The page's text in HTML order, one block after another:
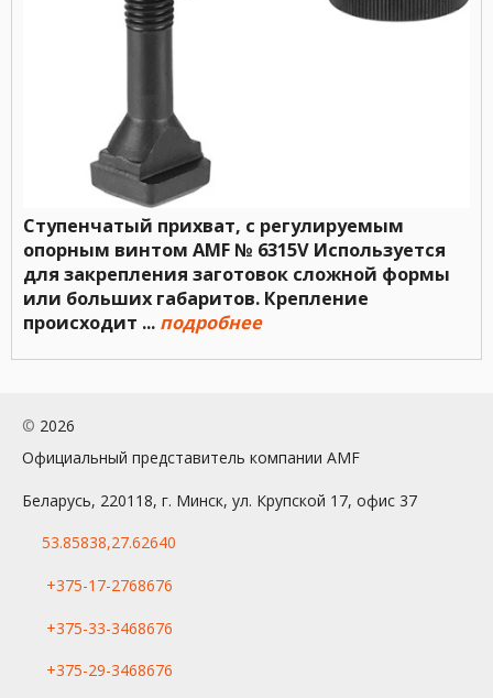
Ступенчатый прихват, с регулируемым
опорным винтом AMF № 6315V Используется
для закрепления заготовок сложной формы
или больших габаритов. Крепление
происходит ... подробнее
© 2026
Официальный представитель компании AMF
Беларусь, 220118, г. Минск, ул. Крупской 17, офис 37
53.85838,27.62640
+375-17-2768676
+375-33-3468676
+375-29-3468676